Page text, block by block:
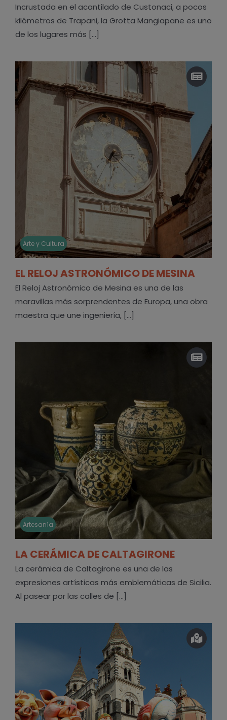
Incrustada en el acantilado de Custonaci, a pocos
kilómetros de Trapani, la Grotta Mangiapane es uno
de los lugares más [...]
Arte y Cultura
EL RELOJ ASTRONÓMICO DE MESINA
El Reloj Astronómico de Mesina es una de las
maravillas más sorprendentes de Europa, una obra
maestra que une ingeniería, [...]
Artesanía
LA CERÁMICA DE CALTAGIRONE
La cerámica de Caltagirone es una de las
expresiones artísticas más emblemáticas de Sicilia.
Al pasear por las calles de [...]